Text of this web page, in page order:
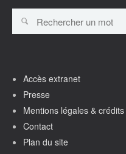
Accès extranet
Presse
Mentions légales & crédits
Contact
Plan du site